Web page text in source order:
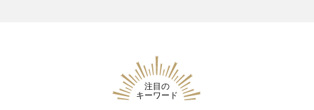
注目の
キーワード